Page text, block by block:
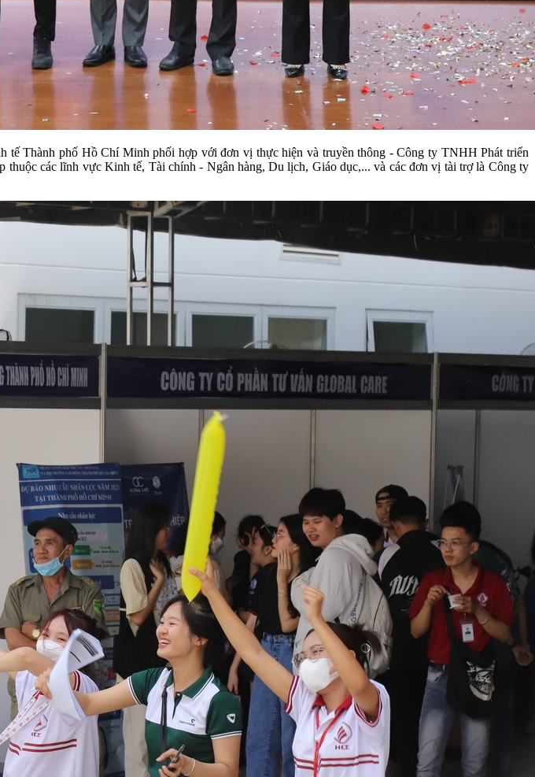
Thành phố Hồ Chí Minh phối hợp với đơn vị thực hiện và truyền thông - Công ty TNHH Phát triển
các lĩnh vực Kinh tế, Tài chính - Ngân hàng, Du lịch, Giáo dục,... và các đơn vị tài trợ là Công ty